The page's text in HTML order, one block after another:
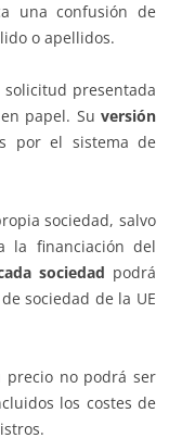
una confusión de
o apellidos.
presentada
papel. Su versión
por el sistema de
sociedad, salvo
la financiación del
sociedad podrá
sociedad de la UE
precio no podrá ser
los costes de